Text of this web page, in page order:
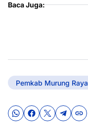
Baca Juga:
Pemkab Murung Raya